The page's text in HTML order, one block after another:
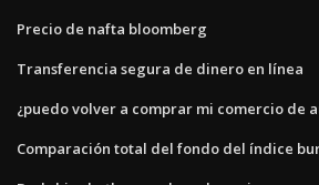
Precio de nafta bloomberg
Transferencia segura de dinero en línea
¿puedo volver a comprar mi comercio de
Comparación total del fondo del índice